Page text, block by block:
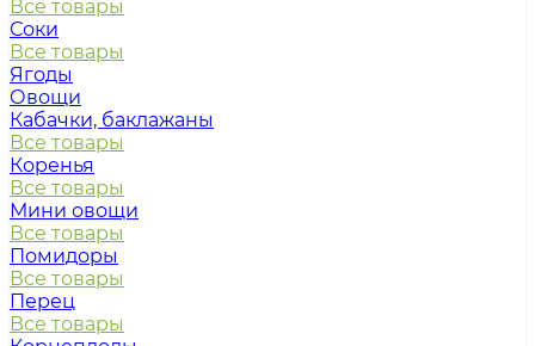
Все товары
Соки
Все товары
Ягоды
Овощи
Кабачки, баклажаны
Все товары
Коренья
Все товары
Мини овощи
Все товары
Помидоры
Все товары
Перец
Все товары